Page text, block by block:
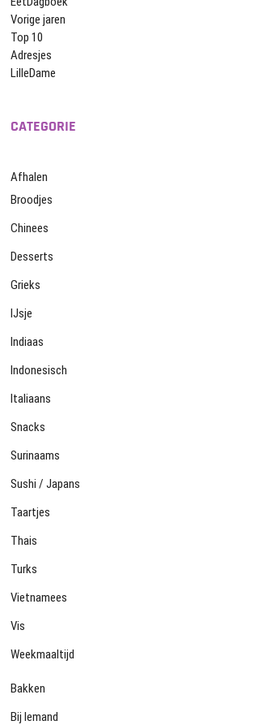
Vorige jaren
Top 10
Adresjes
LilleDame
CATEGORIE
Afhalen
Broodjes
Chinees
Desserts
Grieks
IJsje
Indiaas
Indonesisch
Italiaans
Snacks
Surinaams
Sushi / Japans
Taartjes
Thais
Turks
Vietnamees
Vis
Weekmaaltijd
Bakken
Bij Iemand